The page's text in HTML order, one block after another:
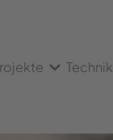
Technik